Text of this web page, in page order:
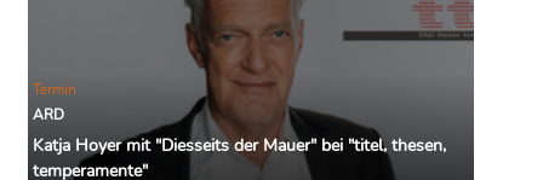
Termin
ARD
Katja Hoyer mit "Diesseits der Mauer" bei "titel, thesen,
temperamente"